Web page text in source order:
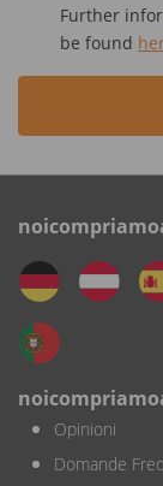
Further
be found
Opinioni
Domande